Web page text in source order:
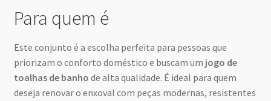
Para quem é
Este conjunto é a escolha perfeita para pessoas que
priorizam o conforto doméstico e buscam um jogo de
toalhas de banho de alta qualidade. É ideal para quem
deseja renovar o enxoval com peças modernas, resistentes